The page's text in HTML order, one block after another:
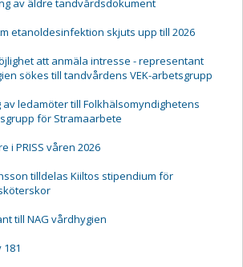
av äldre tandvårdsdokument
etanoldesinfektion skjuts upp till 2026
att anmäla intresse - representant
sökes till tandvårdens VEK-arbetsgrupp
av ledamöter till Folkhälsomyndighetens
för Stramaarbete
i PRISS våren 2026
tilldelas Kiiltos stipendium för
till NAG vårdhygien